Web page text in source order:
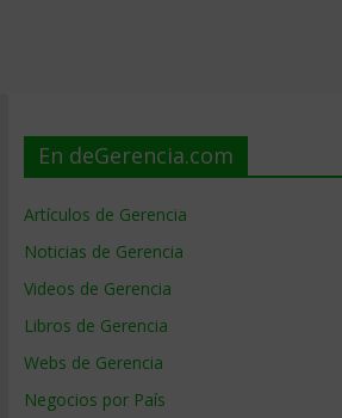
En deGerencia.com
Artículos de Gerencia
Noticias de Gerencia
Videos de Gerencia
Libros de Gerencia
Webs de Gerencia
Negocios por País